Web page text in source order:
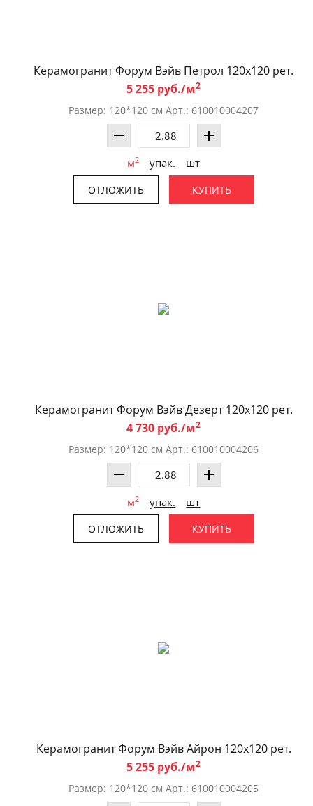
Керамогранит Форум Вэйв Петрол 120x120 рет.
5 255 руб./м2
Размер: 120*120 см Арт.: 610010004207
м2 упак. шт
ОТЛОЖИТЬ КУПИТЬ
Керамогранит Форум Вэйв Дезерт 120x120 рет.
4 730 руб./м2
Размер: 120*120 см Арт.: 610010004206
м2 упак. шт
ОТЛОЖИТЬ КУПИТЬ
Керамогранит Форум Вэйв Айрон 120x120 рет.
5 255 руб./м2
Размер: 120*120 см Арт.: 610010004205